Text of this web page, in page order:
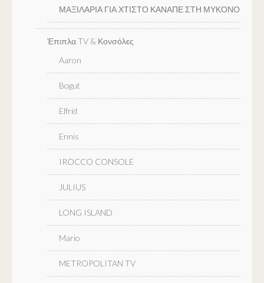
ΜΑΞΙΛΑΡΙΑ ΓΙΑ ΧΤΙΣΤΟ ΚΑΝΑΠΕ ΣΤΗ ΜΥΚΟΝΟ
Έπιπλα TV & Κονσόλες
Aaron
Bogut
Elfrid
Ennis
IROCCO CONSOLE
JULIUS
LONG ISLAND
Mario
METROPOLITAN TV